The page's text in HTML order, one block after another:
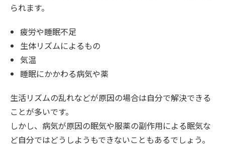
られます。
疲労や睡眠不足
生体リズムによるもの
気温
睡眠にかかわる病気や薬
生活リズムの乱れなどが原因の場合は自分で解決できる
ことが多いです。
しかし、病気が原因の眠気や服薬の副作用による眠気な
ど自分ではどうしようもできないこともあるでしょう。